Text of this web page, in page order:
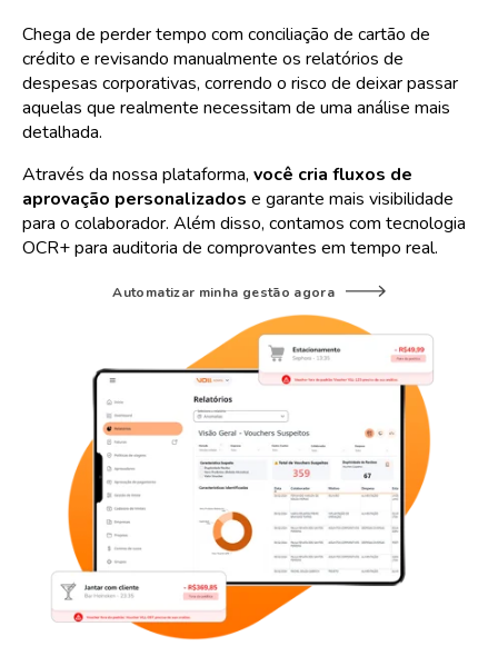
Chega de perder tempo com conciliação de cartão de
crédito e revisando manualmente os relatórios de
despesas corporativas, correndo o risco de deixar passar
aquelas que realmente necessitam de uma análise mais
detalhada.
Através da nossa plataforma, você cria fluxos de
aprovação personalizados e garante mais visibilidade
para o colaborador. Além disso, contamos com tecnologia
OCR+ para auditoria de comprovantes em tempo real.
Automatizar minha gestão agora